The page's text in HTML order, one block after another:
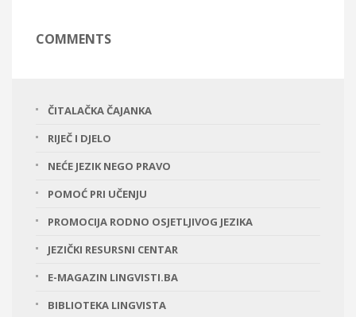
COMMENTS
ČITALAČKA ČAJANKA
RIJEČ I DJELO
NEĆE JEZIK NEGO PRAVO
POMOĆ PRI UČENJU
PROMOCIJA RODNO OSJETLJIVOG JEZIKA
JEZIČKI RESURSNI CENTAR
E-MAGAZIN LINGVISTI.BA
BIBLIOTEKA LINGVISTA